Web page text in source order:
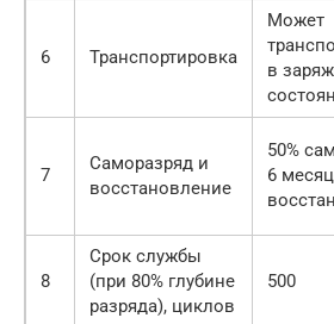
6 Транспортировка
Может
в
7
Саморазряд и
восстановление
50%
6
8
Срок службы
(при 80% глубине
разряда), циклов
500